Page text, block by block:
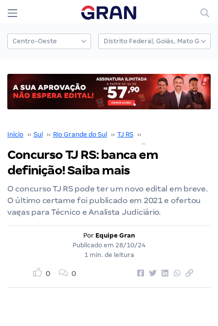
Início ›› Sul ›› Rio Grande do Sul ›› TJ RS ››
Concurso TJ RS: banca em
definição! Saiba mais
O concurso TJ RS pode ter um novo edital em breve.
O último certame foi publicado em 2021 e ofertou
vagas para Técnico e Analista Judiciário.
Por Equipe Gran
Publicado em 28/10/24
1 min. de leitura
0 0